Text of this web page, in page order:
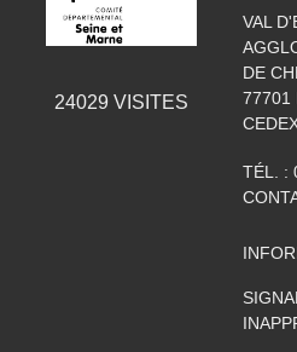
24029 VISITES
VAL
DE
77701
TÉL. :